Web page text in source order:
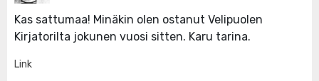
Kas sattumaa! Minäkin olen ostanut Velipuolen
Kirjatorilta jokunen vuosi sitten. Karu tarina.
Link